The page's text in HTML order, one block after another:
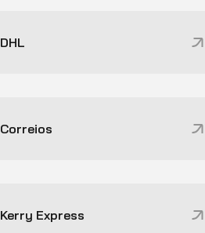
DHL
Correios
Kerry Express